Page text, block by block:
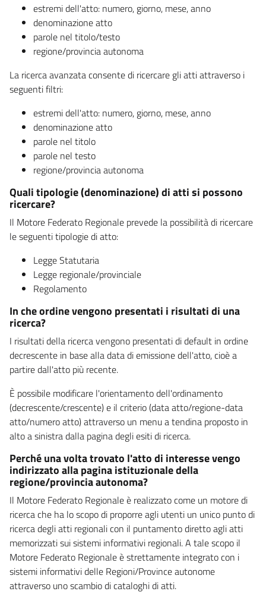
estremi dell'atto: numero, giorno, mese, anno
denominazione atto
parole nel titolo/testo
regione/provincia autonoma
La ricerca avanzata consente di ricercare gli atti attraverso i
seguenti filtri:
estremi dell'atto: numero, giorno, mese, anno
denominazione atto
parole nel titolo
parole nel testo
regione/provincia autonoma
Quali tipologie (denominazione) di atti si possono
ricercare?
Il Motore Federato Regionale prevede la possibilità di ricercare
le seguenti tipologie di atto:
Legge Statutaria
Legge regionale/provinciale
Regolamento
In che ordine vengono presentati i risultati di una
ricerca?
I risultati della ricerca vengono presentati di default in ordine
decrescente in base alla data di emissione dell'atto, cioè a
partire dall'atto più recente.
È possibile modificare l'orientamento dell'ordinamento
(decrescente/crescente) e il criterio (data atto/regione-data
atto/numero atto) attraverso un menu a tendina proposto in
alto a sinistra dalla pagina degli esiti di ricerca.
Perché una volta trovato l'atto di interesse vengo
indirizzato alla pagina istituzionale della
regione/provincia autonoma?
Il Motore Federato Regionale è realizzato come un motore di
ricerca che ha lo scopo di proporre agli utenti un unico punto di
ricerca degli atti regionali con il puntamento diretto agli atti
memorizzati sui sistemi informativi regionali. A tale scopo il
Motore Federato Regionale è strettamente integrato con i
sistemi informativi delle Regioni/Province autonome
attraverso uno scambio di cataloghi di atti.